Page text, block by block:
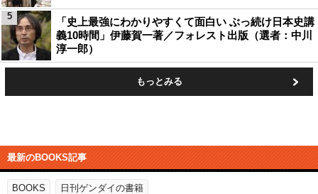
「史上最強にわかりやすくて面白い ぶっ続け日本史講
義10時間」伊藤賀一著／フォレスト出版（選者：中川
淳一郎）
5
もっとみる
最新のBOOKS記事
BOOKS 日刊ゲンダイの書籍